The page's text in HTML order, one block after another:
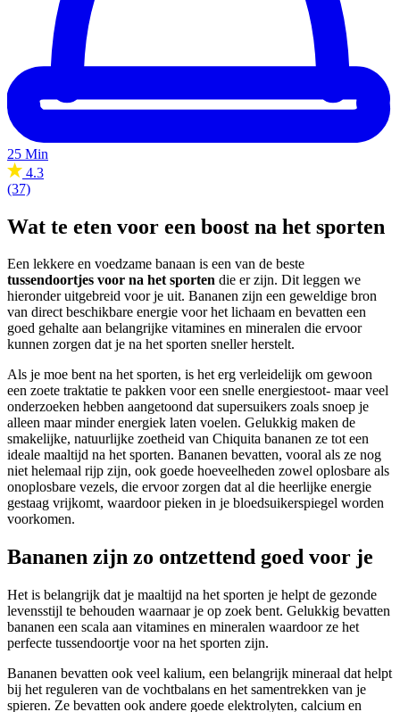
25 Min
4.3
(37)
Wat te eten voor een boost na het sporten
Een lekkere en voedzame banaan is een van de beste
tussendoortjes voor na het sporten die er zijn. Dit leggen we
hieronder uitgebreid voor je uit. Bananen zijn een geweldige bron
van direct beschikbare energie voor het lichaam en bevatten een
goed gehalte aan belangrijke vitamines en mineralen die ervoor
kunnen zorgen dat je na het sporten sneller herstelt.
Als je moe bent na het sporten, is het erg verleidelijk om gewoon
een zoete traktatie te pakken voor een snelle energiestoot- maar veel
onderzoeken hebben aangetoond dat supersuikers zoals snoep je
alleen maar minder energiek laten voelen. Gelukkig maken de
smakelijke, natuurlijke zoetheid van Chiquita bananen ze tot een
ideale maaltijd na het sporten. Bananen bevatten, vooral als ze nog
niet helemaal rijp zijn, ook goede hoeveelheden zowel oplosbare als
onoplosbare vezels, die ervoor zorgen dat al die heerlijke energie
gestaag vrijkomt, waardoor pieken in je bloedsuikerspiegel worden
voorkomen.
Bananen zijn zo ontzettend goed voor je
Het is belangrijk dat je maaltijd na het sporten je helpt de gezonde
levensstijl te behouden waarnaar je op zoek bent. Gelukkig bevatten
bananen een scala aan vitamines en mineralen waardoor ze het
perfecte tussendoortje voor na het sporten zijn.
Bananen bevatten ook veel kalium, een belangrijk mineraal dat helpt
bij het reguleren van de vochtbalans en het samentrekken van je
spieren. Ze bevatten ook andere goede elektrolyten, calcium en